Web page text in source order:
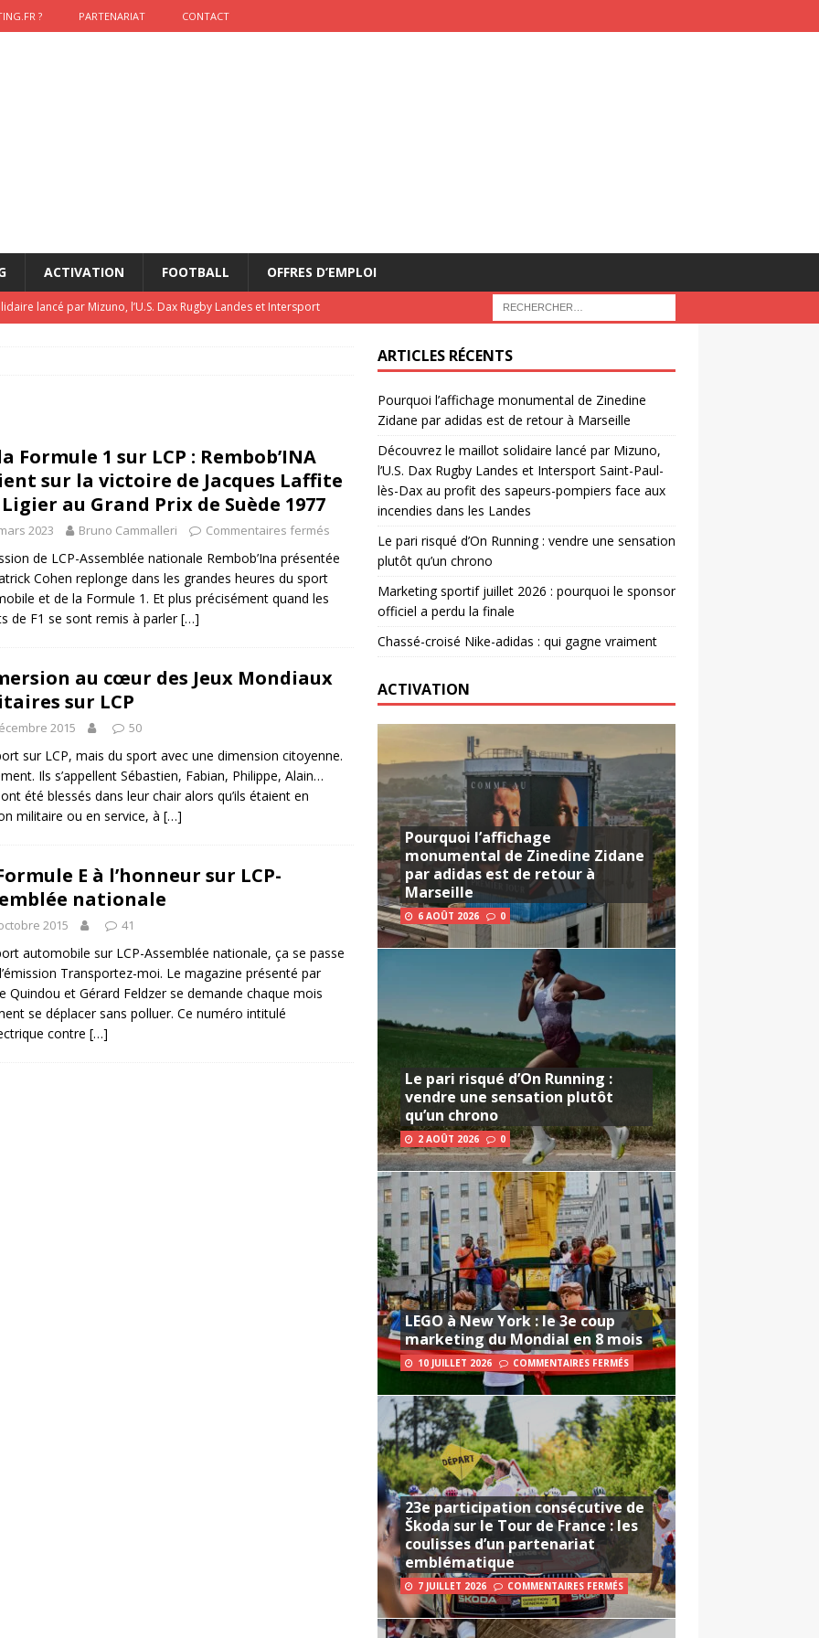
? PARTENARIAT CONTACT
ACTIVATION FOOTBALL OFFRES D’EMPLOI
lancé par Mizuno, l’U.S. Dax Rugby Landes et Intersport
: qui gagne vraiment
FOOTBALL
de Zinedine Zidane par adidas est de retour à
Formule 1 sur LCP : Rembob’INA
sur la victoire de Jacques Laffite
au Grand Prix de Suède 1977
2023 Bruno Cammalleri Commentaires fermés
de LCP-Assemblée nationale Rembob’Ina présentée
Cohen replonge dans les grandes heures du sport
et de la Formule 1. Et plus précisément quand les
de F1 se sont remis à parler[…]
au cœur des Jeux Mondiaux
sur LCP
2015 50
sur LCP, mais du sport avec une dimension citoyenne.
Ils s’appellent Sébastien, Fabian, Philippe, Alain…
été blessés dans leur chair alors qu’ils étaient en
militaire ou en service, à […]
E à l’honneur sur LCP-
nationale
2015 41
automobile sur LCP-Assemblée nationale, ça se passe
Transportez-moi. Le magazine présenté par
Quindou et Gérard Feldzer se demande chaque mois
se déplacer sans polluer. Ce numéro intitulé
contre […]
ARTICLES RÉCENTS
Pourquoi l’affichage monumental de Zinedine
Zidane par adidas est de retour à Marseille
Découvrez le maillot solidaire lancé par Mizuno,
l’U.S. Dax Rugby Landes et Intersport Saint-Paul-
lès-Dax au profit des sapeurs-pompiers face aux
incendies dans les Landes
Le pari risqué d’On Running : vendre une sensation
plutôt qu’un chrono
Marketing sportif juillet 2026 : pourquoi le sponsor
officiel a perdu la finale
Chassé-croisé Nike-adidas : qui gagne vraiment
ACTIVATION
Pourquoi l’affichage
monumental de Zinedine Zidane
par adidas est de retour à
Marseille
6 AOÛT 2026 0
Le pari risqué d’On Running :
vendre une sensation plutôt
qu’un chrono
2 AOÛT 2026 0
LEGO à New York : le 3e coup
marketing du Mondial en 8 mois
10 JUILLET 2026 COMMENTAIRES FERMÉS
23e participation consécutive de
Škoda sur le Tour de France : les
coulisses d’un partenariat
emblématique
7 JUILLET 2026 COMMENTAIRES FERMÉS